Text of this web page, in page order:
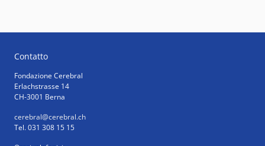
Contatto
Fondazione Cerebral
Erlachstrasse 14
CH-3001 Berna
cerebral@cerebral.ch
Tel. 031 308 15 15